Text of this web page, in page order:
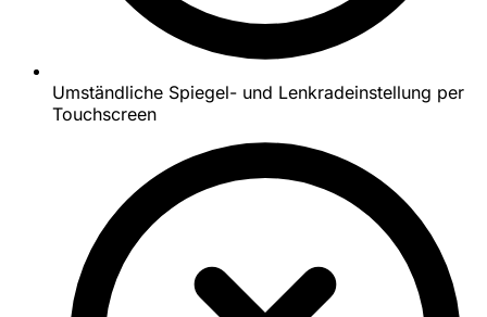
Umständliche Spiegel- und Lenkradeinstellung per
Touchscreen